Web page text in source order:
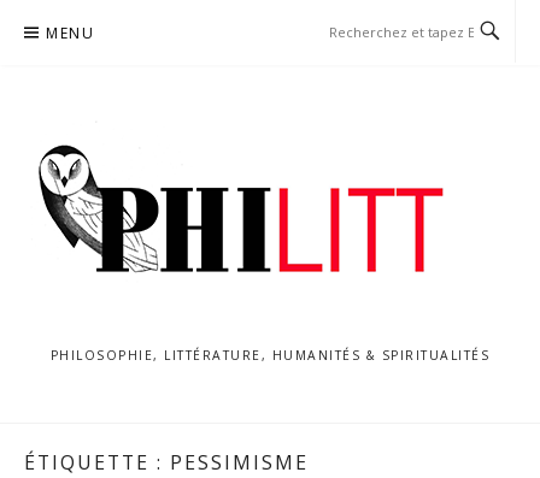
MENU
PHILOSOPHIE, LITTÉRATURE, HUMANITÉS & SPIRITUALITÉS
ÉTIQUETTE : PESSIMISME